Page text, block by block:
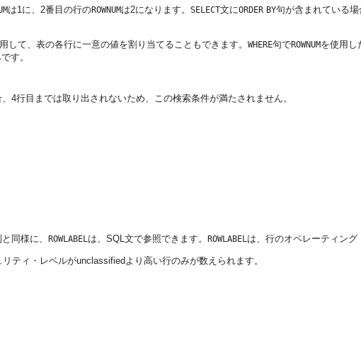
は1に、2番目の行のROWNUMは2になります。 SELECT文にORDER BY句が含まれている
して、表の各行に一意の値を割り当てることもできます。 WHERE句でROWNUMを使用し
す。
行目までは取り出されないため、この検索条件が満たされません。
同様に、 ROWLABEL は、SQL文で参照できます。 ROWLABEL は、行のオペレーティング
ティ・レベルがunclassifiedより高い行のみが数えられます。